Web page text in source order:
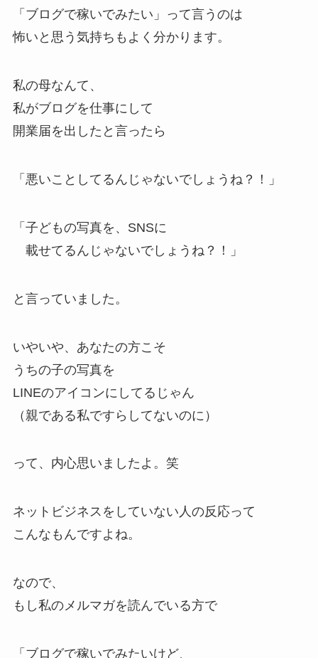
「ブログで稼いでみたい」って言うのは
怖いと思う気持ちもよく分かります。
私の母なんて、
私がブログを仕事にして
開業届を出したと言ったら
「悪いことしてるんじゃないでしょうね？！」
「子どもの写真を、SNSに
載せてるんじゃないでしょうね？！」
と言っていました。
いやいや、あなたの方こそ
うちの子の写真を
LINEのアイコンにしてるじゃん
（親である私ですらしてないのに）
って、内心思いましたよ。笑
ネットビジネスをしていない人の反応って
こんなもんですよね。
なので、
もし私のメルマガを読んでいる方で
「ブログで稼いでみたいけど、